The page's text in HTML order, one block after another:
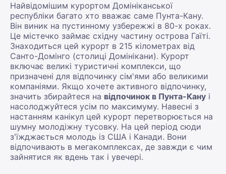
Найвідомішим курортом Домініканської
республіки багато хто вважає саме Пунта-Кану.
Він виник на пустинному узбережжі в 80-х роках.
Це містечко займає східну частину острова Гаїті.
Знаходиться цей курорт в 215 кілометрах від
Санто-Домінго (столиці Домінікани). Курорт
включає великі туристичні комплекси, що
призначені для відпочинку сім'ями або великими
компаніями. Якщо хочете активного відпочинку,
значить збирайтеся на відпочинок в Пунта-Кану і
насолоджуйтеся усім по максимуму. Навесні з
настанням канікул цей курорт перетворюється на
шумну молодіжну тусовку. На цей період сюди
з'їжджається молодь із США і Канади. Вони
відпочивають в мегакомплексах, де завжди є чим
зайнятися як вдень так і увечері.